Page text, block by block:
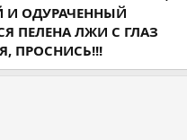
И ОДУРАЧЕННЫЙ
ПЕЛЕНА ЛЖИ С ГЛАЗ
ПРОСНИСЬ!!!